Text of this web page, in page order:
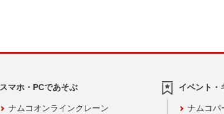
スマホ・PCであそぶ
ナムコオンラインクレーン
イベント・
ナムコパ